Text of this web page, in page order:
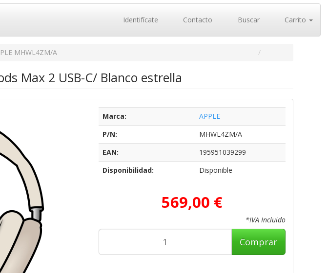
Identifícate Contacto Buscar Carrito
MHWL4ZM/A
Max 2 USB-C/ Blanco estrella
Marca:
APPLE
P/N:
MHWL4ZM/A
EAN:
195951039299
Disponibilidad:
Disponible
569,00 €
*IVA Incluido
Comprar